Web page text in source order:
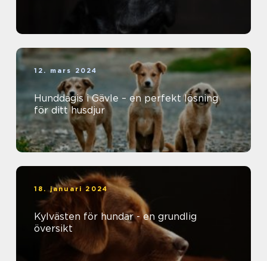
12. mars 2024
Hunddagis i Gävle – en perfekt lösning
för ditt husdjur
18. januari 2024
Kylvästen för hundar - en grundlig
översikt